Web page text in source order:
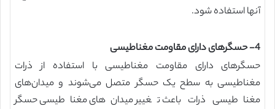
آنها استفاده شود.
4- حسگرهای دارای مقاومت مغناطیسی
حسگرهای دارای مقاومت مغناطیسی با استفاده از ذرات
مغناطیسی به سطح یک حسگر متصل می‌شوند و میدان‌های
مغناطیسی ذرات باعث تغییر میدان‌های مغناطیسی حسگر